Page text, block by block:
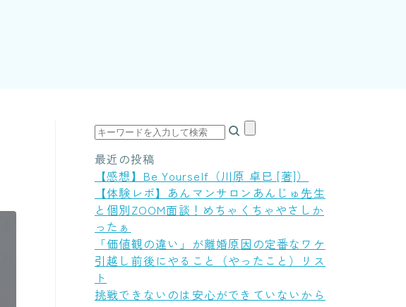
最近の投稿
【感想】Be Yourself（川原 卓巳 [著]）
【体験レポ】あんマンサロンあんじゅ先生
と個別ZOOM面談！めちゃくちゃやさしか
ったぁ
「価値観の違い」が離婚原因の定番なワケ
引越し前後にやること（やったこと）リス
ト
挑戦できないのは安心ができていないから